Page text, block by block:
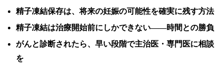
精子凍結保存は、将来の妊娠の可能性を確実に残す方法
精子凍結は治療開始前にしかできない——時間との勝負
がんと診断されたら、早い段階で主治医・専門医に相談
を